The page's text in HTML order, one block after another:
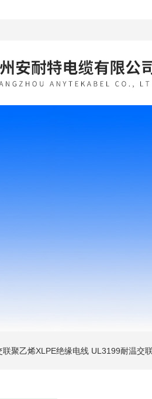
联聚乙烯XLPE绝缘电线 UL3199耐温交